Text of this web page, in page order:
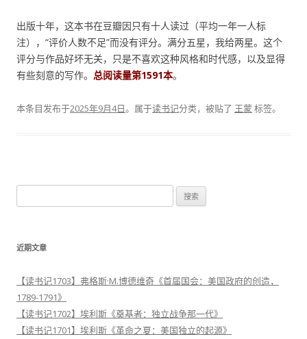
出版十年，这本书在豆瓣因只有十人读过（平均一年一人标
注），“评价人数不足”而没有评分。满分五星，我给两星。这个
评分与作品好坏无关，只是不喜欢这种风格和时代感，以及显得
有些刻意的写作。 总阅读量第1591本。
本条目发布于2025年9月4日。属于读书记分类，被贴了 王蒙标签。
索
近期文章
【读书记1703】弗格斯·M.博德维奇《首届国会：美国政府的创造，
1789-1791》
【读书记1702】埃利斯《奠基者：独立战争那一代》
【读书记1701】埃利斯《革命之夏：美国独立的起源》